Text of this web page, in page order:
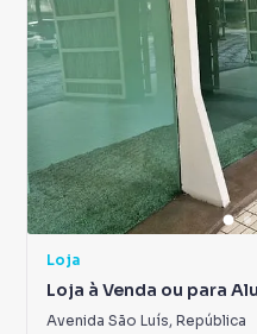
Loja
Loja à Venda ou para
Avenida São Luís, República